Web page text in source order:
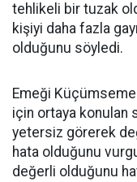
tehlikeli bir tuzak
kişiyi daha fazla
olduğunu söyledi.
Emeği Küçümseme
için ortaya konulan
yetersiz görerek
hata olduğunu
değerli olduğunu